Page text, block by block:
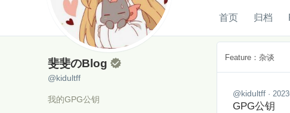
斐斐のBlog
@kidultff
首页 归档
斐斐のBlog 
@kidultff
我的GPG公钥
Feature：杂谈
@kidultff ·
GPG公钥